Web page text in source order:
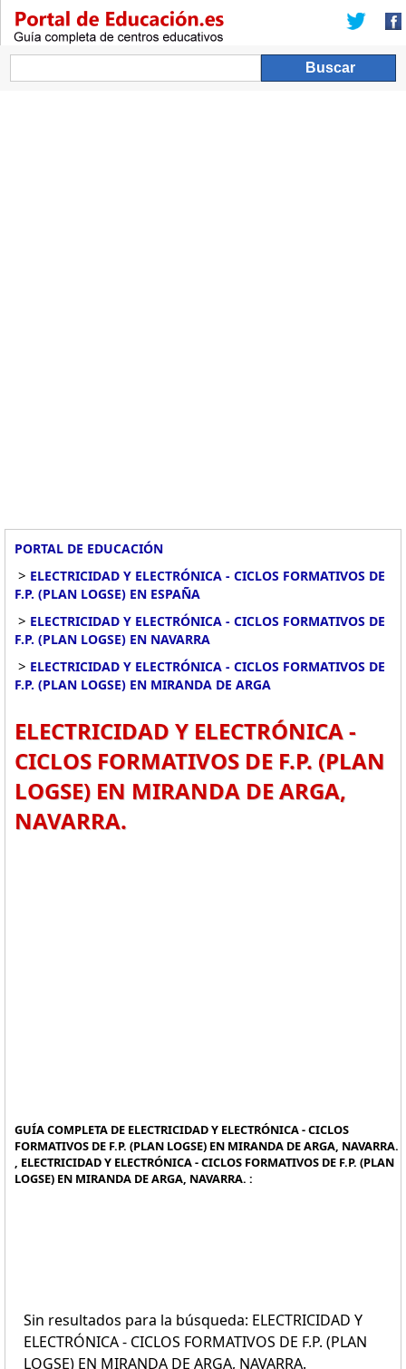
PORTAL DE EDUCACIÓN
> ELECTRICIDAD Y ELECTRÓNICA - CICLOS FORMATIVOS DE
F.P. (PLAN LOGSE) EN ESPAÑA
> ELECTRICIDAD Y ELECTRÓNICA - CICLOS FORMATIVOS DE
F.P. (PLAN LOGSE) EN NAVARRA
> ELECTRICIDAD Y ELECTRÓNICA - CICLOS FORMATIVOS DE
F.P. (PLAN LOGSE) EN MIRANDA DE ARGA
ELECTRICIDAD Y ELECTRÓNICA -
CICLOS FORMATIVOS DE F.P. (PLAN
LOGSE) EN MIRANDA DE ARGA,
NAVARRA.
GUÍA COMPLETA DE ELECTRICIDAD Y ELECTRÓNICA - CICLOS
FORMATIVOS DE F.P. (PLAN LOGSE) EN MIRANDA DE ARGA, NAVARRA.
, ELECTRICIDAD Y ELECTRÓNICA - CICLOS FORMATIVOS DE F.P. (PLAN
LOGSE) EN MIRANDA DE ARGA, NAVARRA. :
Sin resultados para la búsqueda: ELECTRICIDAD Y
ELECTRÓNICA - CICLOS FORMATIVOS DE F.P. (PLAN
LOGSE) EN MIRANDA DE ARGA, NAVARRA.